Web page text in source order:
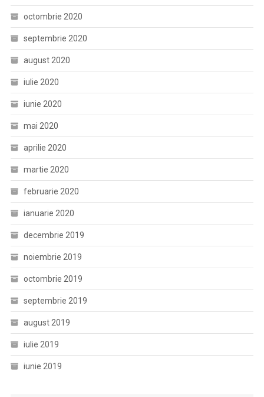
octombrie 2020
septembrie 2020
august 2020
iulie 2020
iunie 2020
mai 2020
aprilie 2020
martie 2020
februarie 2020
ianuarie 2020
decembrie 2019
noiembrie 2019
octombrie 2019
septembrie 2019
august 2019
iulie 2019
iunie 2019